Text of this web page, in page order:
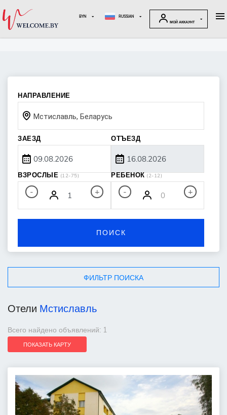
BYN
RUSSIAN
МОЙ АККАУНТ
НАПРАВЛЕНИЕ
Мстиславль, Беларусь
ЗАЕЗД ОТЪЕЗД
ВЗРОСЛЫЕ(12-75)
+
-
РЕБЕНОК(2-12)
+
-
ПОИСК
ФИЛЬТР ПОИСКА
Отели Мстиславль
Всего найдено объявлений: 1
ПОКАЗАТЬ КАРТУ